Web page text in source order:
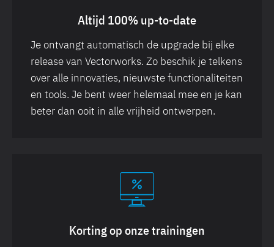
Altijd 100% up-to-date
Je ontvangt automatisch de upgrade bij elke
release van Vectorworks. Zo beschik je telkens
over alle innovaties, nieuwste functionaliteiten
en tools. Je bent weer helemaal mee en je kan
beter dan ooit in alle vrijheid ontwerpen.
Korting op onze trainingen